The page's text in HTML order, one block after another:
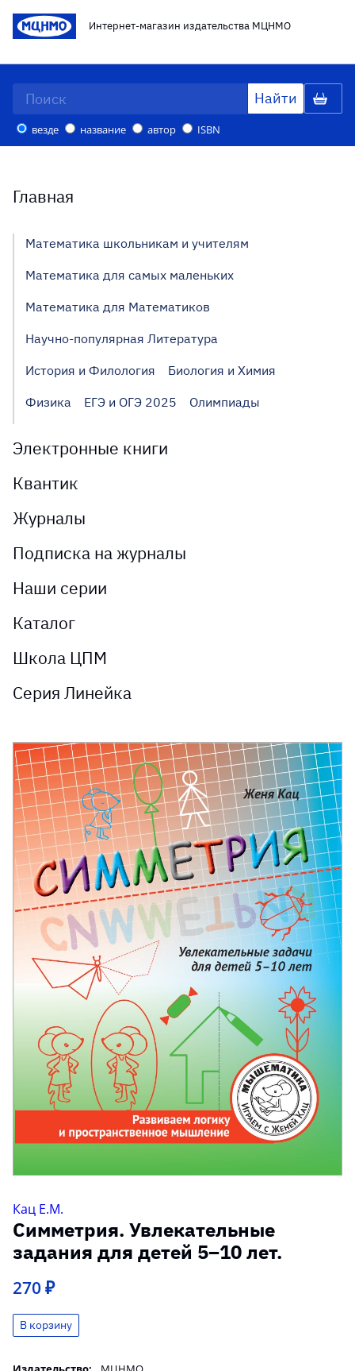
Интернет-магазин издательства МЦНМО
везде название автор ISBN
Главная
Математика школьникам и учителям
Математика для самых маленьких
Математика для Математиков
Научно-популярная Литература
История и Филология
Биология и Химия
Физика
ЕГЭ и ОГЭ 2025 Олимпиады
Электронные книги
Квантик
Журналы
Подписка на журналы
Наши серии
Каталог
Школа ЦПМ
Серия Линейка
Кац Е.М.
Симметрия. Увлекательные
задания для детей 5–10 лет.
270 ₽